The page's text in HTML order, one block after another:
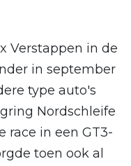
Verstappen in de
in september
type auto's
Nordschleife
race in een GT3-
toen ook al